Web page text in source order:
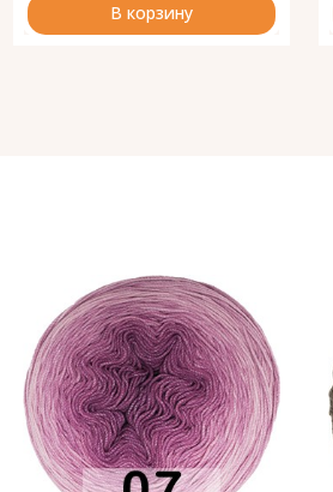
В корзину